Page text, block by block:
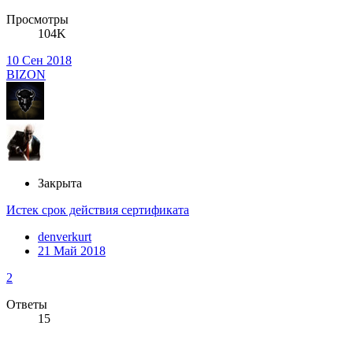
Просмотры
104K
10 Сен 2018
BIZON
Закрыта
Истек срок действия сертификата
denverkurt
21 Май 2018
2
Ответы
15